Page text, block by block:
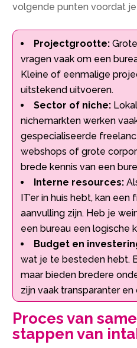
volgende punten voordat
Projectgrootte:
vragen vaak om een
Kleine of eenmalige
uitstekend uitvoeren.​
Sector of niche:
nichemarkten werken
gespecialiseerde
webshops of grote
brede kennis van een
Interne resources:
IT’er in huis hebt, kan
aanvulling zijn.​ Heb je
een bureau een logische
Budget en
wat je te besteden hebt.​
maar bieden bredere
zijn vaak transparanter
Proces van
stappen van